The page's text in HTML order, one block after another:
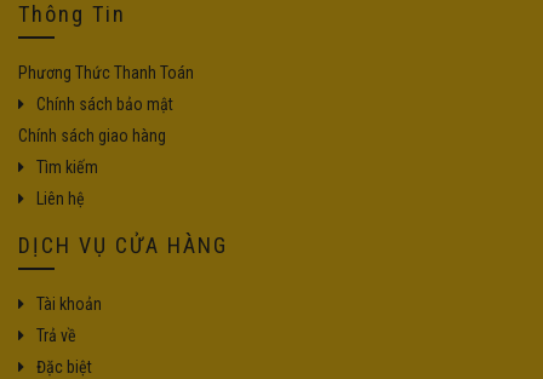
Thông Tin
Phương Thức Thanh Toán
Chính sách bảo mật
Chính sách giao hàng
Tìm kiếm
Liên hệ
DỊCH VỤ CỬA HÀNG
Tài khoản
Trả về
Đặc biệt